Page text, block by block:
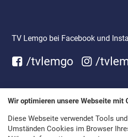
TV Lemgo bei Facebook und
/tvlemgo /
Wir optimieren unsere Webseite mit
Diese Webseite verwendet Tools
Umständen Cookies im Browser